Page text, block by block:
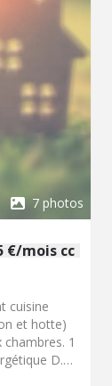
7 photos
€/mois cc
cuisine
et hotte)
1
D.